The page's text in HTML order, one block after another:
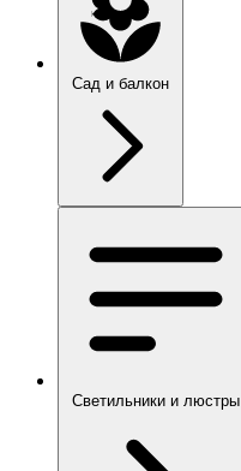
Сад и балкон
Светильники и люстры